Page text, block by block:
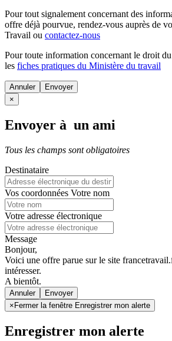
Pour tout signalement concernant des
offre déjà pourvue, rendez-vous auprès de
Travail ou contactez-nous
Pour toute information concernant le droit
les fiches pratiques du Ministère du travail
Annuler
×
Envoyer à un ami
Tous les champs sont obligatoires
Destinataire
Vos coordonnées Votre nom
Votre adresse électronique
Message
Bonjour,
Voici une offre parue sur le site
intéresser.
A bientôt.
Annuler
× Fermer la fenêtre Enregistrer mon alerte
Enregistrer mon alerte